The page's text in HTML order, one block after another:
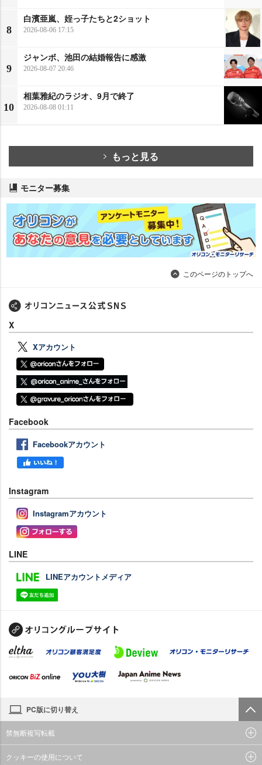
8
白濱亜嵐、姪っ子たちと2ショット
2026-08-06 17:15
9
ジャンボ、池田の結婚報告に感激
2026-08-07 20:46
10
相葉雅紀のラジオ、9月で終了
2026-08-08 01:11
もっと見る
モニター募集
このページのトップへ
X
Xアカウント
Facebook
Facebookアカウント
Instagram
Instagramアカウント
LINE
LINEアカウントメディア
PC版に切り替え
禁無断複写転載
クッキーの使用について